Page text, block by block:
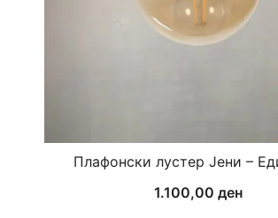
Плафонски лустер Јени –
1.100,00 ден